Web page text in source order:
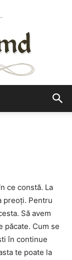
ce constă. La
preoţi. Pentru
Să avem
păcate. Cum se
în continue
te poate la